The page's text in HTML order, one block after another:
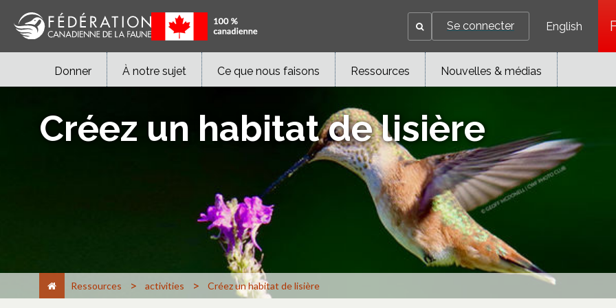
Se connecter English
Donner À notre sujet Ce que nous faisons Ressources Nouvelles & médias
Créez un habitat de lisière
Ressources > activities > Créez un habitat de lisière